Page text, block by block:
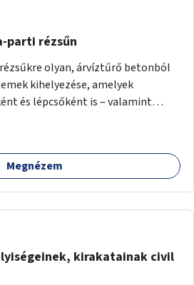
parti rézsűn
olyan, árvíztűrő betonból
kihelyezése, amelyek
és lépcsőként is – valamint
Megnézem
kirakatainak civil